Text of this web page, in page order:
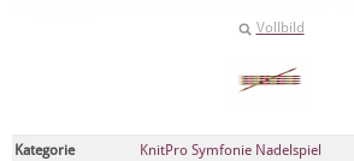
Vollbild
Kategorie KnitPro Symfonie Nadelspiel